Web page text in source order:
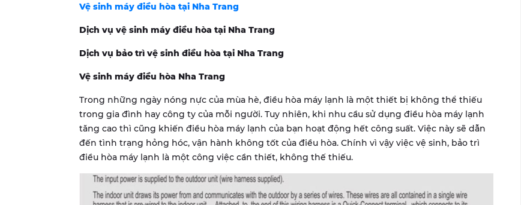
Vệ sinh máy điều hòa tại Nha Trang
Dịch vụ vệ sinh máy điều hòa tại Nha Trang
Dịch vụ bảo trì vệ sinh điều hòa tại Nha Trang
Vệ sinh máy điều hòa Nha Trang
Trong những ngày nóng nực của mùa hè, điều hòa máy lạnh là một thiết bị không thể thiếu
trong gia đình hay công ty của mỗi người. Tuy nhiên, khi nhu cầu sử dụng điều hòa máy lạnh
tăng cao thì cũng khiến điều hòa máy lạnh của bạn hoạt động hết công suất. Việc này sẽ dẫn
đến tình trạng hỏng hóc, vận hành không tốt của điều hòa. Chính vì vậy việc vệ sinh, bảo trì
điều hòa máy lạnh là một công việc cần thiết, không thế thiếu.